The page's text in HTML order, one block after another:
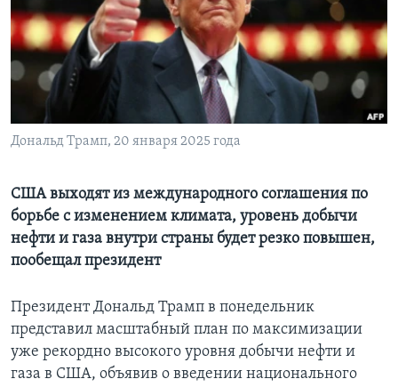
Learning English
СОЦИАЛЬНЫЕ СЕТИ
Дональд Трамп, 20 января 2025 года
США выходят из международного соглашения по
борьбе с изменением климата, уровень добычи
нефти и газа внутри страны будет резко повышен,
пообещал президент
Президент Дональд Трамп в понедельник
представил масштабный план по максимизации
уже рекордно высокого уровня добычи нефти и
газа в США, объявив о введении национального